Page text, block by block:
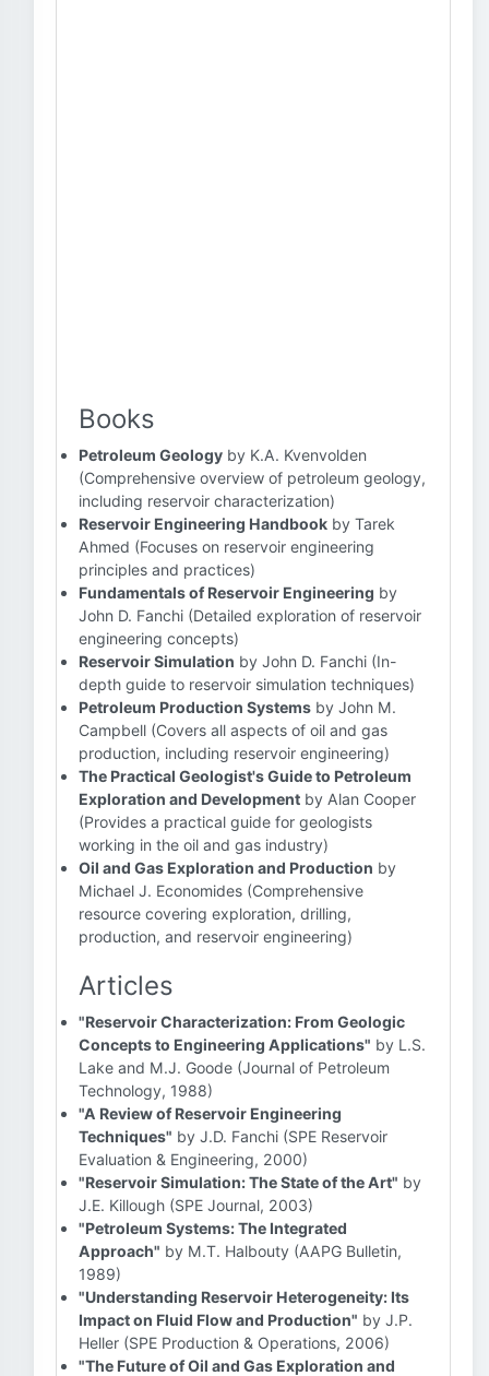
Books
Petroleum Geology by K.A. Kvenvolden
(Comprehensive overview of petroleum geology,
including reservoir characterization)
Reservoir Engineering Handbook by Tarek
Ahmed (Focuses on reservoir engineering
principles and practices)
Fundamentals of Reservoir Engineering by
John D. Fanchi (Detailed exploration of reservoir
engineering concepts)
Reservoir Simulation by John D. Fanchi (In-
depth guide to reservoir simulation techniques)
Petroleum Production Systems by John M.
Campbell (Covers all aspects of oil and gas
production, including reservoir engineering)
The Practical Geologist's Guide to Petroleum
Exploration and Development by Alan Cooper
(Provides a practical guide for geologists
working in the oil and gas industry)
Oil and Gas Exploration and Production by
Michael J. Economides (Comprehensive
resource covering exploration, drilling,
production, and reservoir engineering)
Articles
"Reservoir Characterization: From Geologic
Concepts to Engineering Applications" by L.S.
Lake and M.J. Goode (Journal of Petroleum
Technology, 1988)
"A Review of Reservoir Engineering
Techniques" by J.D. Fanchi (SPE Reservoir
Evaluation & Engineering, 2000)
"Reservoir Simulation: The State of the Art" by
J.E. Killough (SPE Journal, 2003)
"Petroleum Systems: The Integrated
Approach" by M.T. Halbouty (AAPG Bulletin,
1989)
"Understanding Reservoir Heterogeneity: Its
Impact on Fluid Flow and Production" by J.P.
Heller (SPE Production & Operations, 2006)
"The Future of Oil and Gas Exploration and